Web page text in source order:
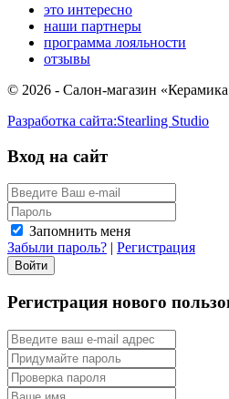
это интересно
наши партнеры
программа лояльности
отзывы
© 2026 - Салон-магазин
Разработка сайта:Stearling Studio
Вход на сайт
Запомнить меня
Забыли пароль? | Регистрация
Регистрация нового